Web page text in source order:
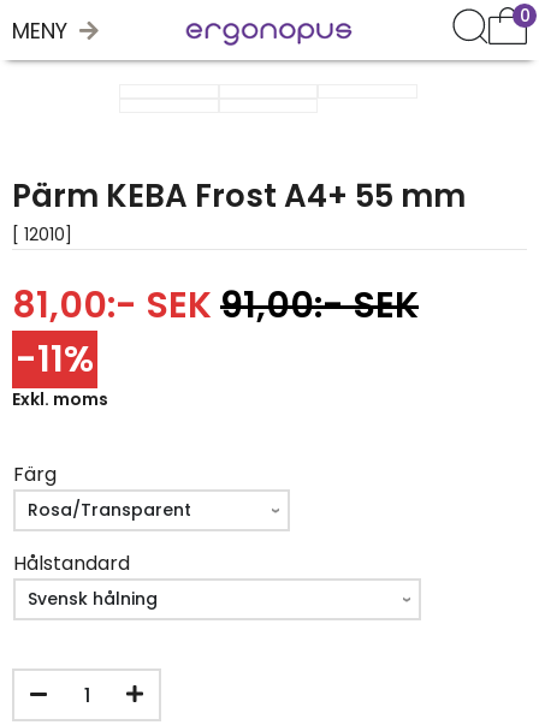
MENY 0
Pärm KEBA Frost A4+ 55 mm
[ 12010]
81,00:- SEK91,00:- SEK
-11%
Exkl. moms
Färg
Hålstandard